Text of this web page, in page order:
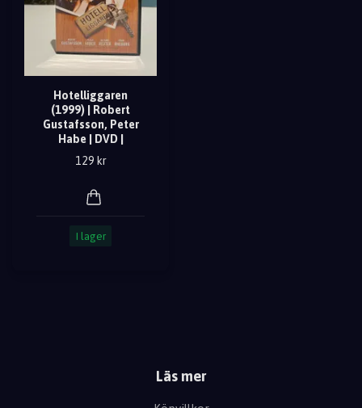
Hotelliggaren
(1999) | Robert
Gustafsson, Peter
Habe | DVD |
129 kr
I lager
Läs mer